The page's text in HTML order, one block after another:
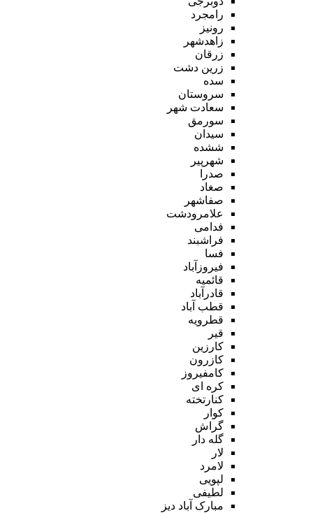
رامجرد
رونیز
زاهدشهر
زرقان
زرین دشت
سده
سروستان
سعادت شهر
سورمق
سیدان
ششده
شهرپیر
صدرا
صغاد
صفاشهر
علامرودشت
فدامی
فراشبند
فسا
فیروزآباد
قائمیه
قادرآباد
قطب آباد
قطرویه
قیر
کارزین
کازرون
کامفیروز
کره ای
کنارتخته
کوار
گراش
گله دار
لار
لامرد
لپویی
لطیفی
مبارک آباد دیز